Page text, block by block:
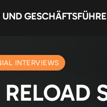
INTERVIEWS